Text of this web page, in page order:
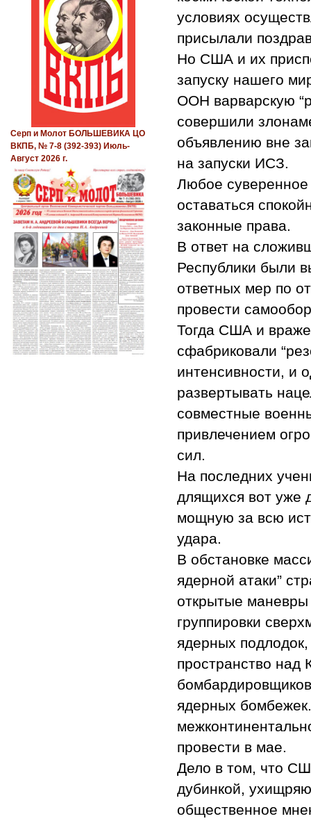
условиях
присылали
Но США и их
запуску нашего
ООН варварскую
совершили
объявлению вне
на запуски ИСЗ.
Любое суверенное
оставаться
законные права.
В ответ на
Республики были
ответных мер по
провести
Тогда США и
сфабриковали
интенсивности, и
развертывать
совместные
привлечением
сил.
На последних
длящихся вот уже
мощную за всю
удара.
В обстановке
ядерной атаки”
открытые маневры
группировки
ядерных
пространство над
ядерных
провести в мае.
Дело в том, что
дубинкой,
общественное
Серп и Молот БОЛЬШЕВИКА ЦО
ВКПБ, № 7-8 (392-393) Июль-
Август 2026 г.